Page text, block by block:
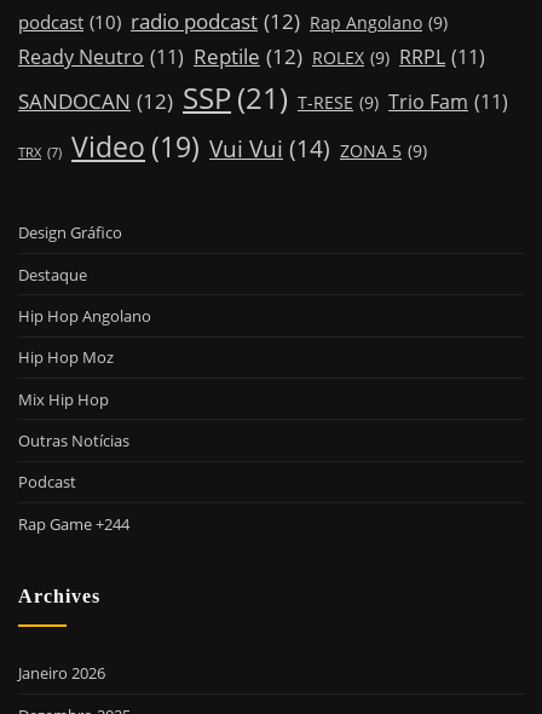
podcast (10) radio podcast (12) Rap Angolano (9)
Ready Neutro (11) Reptile (12) ROLEX (9) RRPL (11)
SANDOCAN (12) SSP(21) T-RESE (9) Trio Fam (11)
TRX (7) Video (19) Vui Vui (14) ZONA 5 (9)
Design Gráfico
Destaque
Hip Hop Angolano
Hip Hop Moz
Mix Hip Hop
Outras Notícias
Podcast
Rap Game +244
Archives
Janeiro 2026